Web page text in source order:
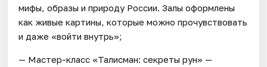
мифы, образы и природу России. Залы оформлены
как живые картины, которые можно прочувствовать
и даже «войти внутрь»;
— Мастер-класс «Талисман: секреты рун» —